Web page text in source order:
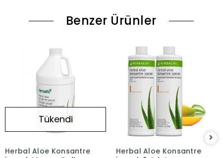
Benzer Ürünler
Tükendi
Herbal Aloe Konsantre
Herbal Aloe Konsantre